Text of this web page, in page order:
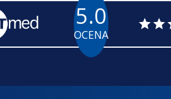
5.0
OCENA